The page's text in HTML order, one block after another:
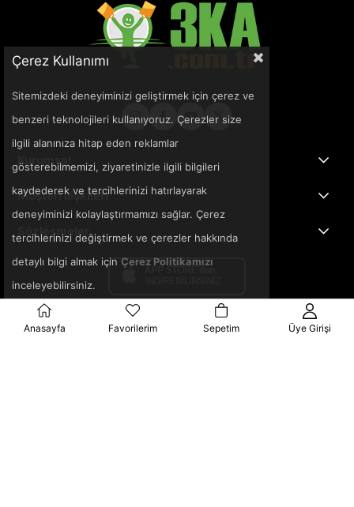
Kurumsal
Müşteri İlişkileri
Sözleşmeler
Çerez Kullanımı
Sitemizdeki deneyiminizi geliştirmek için çerez ve
benzeri teknolojileri kullanıyoruz. Çerezler size
ilgili alanınıza hitap eden reklamlar
gösterebilmemizi, ziyaretinizle ilgili bilgileri
kaydederek ve tercihlerinizi hatırlayarak
deneyiminizi kolaylaştırmamızı sağlar. Çerez
tercihlerinizi değiştirmek ve çerezler hakkında
detaylı bilgi almak için Çerez Politikamızı
inceleyebilirsiniz.
Anasayfa Favorilerim Sepetim Üye Girişi